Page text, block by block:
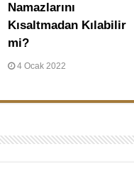
Namazlarını
Kısaltmadan Kılabilir
mi?
4 Ocak 2022